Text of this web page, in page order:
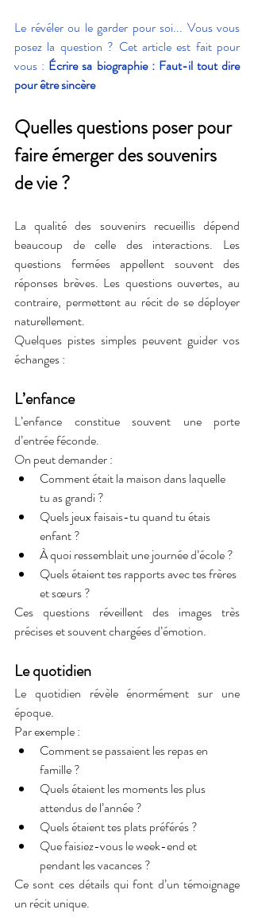
Le révéler ou le garder pour soi... Vous vous
posez la question ? Cet article est fait pour
vous : Écrire sa biographie : Faut-il tout dire
pour être sincère
Quelles questions poser pour
faire émerger des souvenirs
de vie ?
La qualité des souvenirs recueillis dépend
beaucoup de celle des interactions. Les
questions fermées appellent souvent des
réponses brèves. Les questions ouvertes, au
contraire, permettent au récit de se déployer
naturellement.
Quelques pistes simples peuvent guider vos
échanges :
L’enfance
L’enfance constitue souvent une porte
d’entrée féconde.
On peut demander :
Comment était la maison dans laquelle
tu as grandi ?
Quels jeux faisais-tu quand tu étais
enfant ?
À quoi ressemblait une journée d’école ?
Quels étaient tes rapports avec tes frères
et sœurs ?
Ces questions réveillent des images très
précises et souvent chargées d’émotion.
Le quotidien
Le quotidien révèle énormément sur une
époque.
Par exemple :
Comment se passaient les repas en
famille ?
Quels étaient les moments les plus
attendus de l’année ?
Quels étaient tes plats préférés ?
Que faisiez-vous le week-end et
pendant les vacances ?
Ce sont ces détails qui font d’un témoignage
un récit unique.